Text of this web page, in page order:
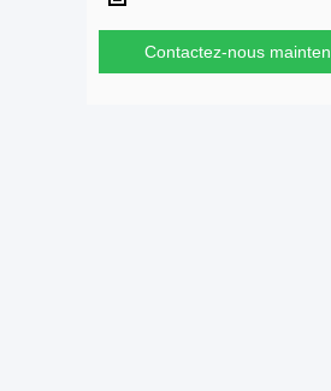
Contactez-nous